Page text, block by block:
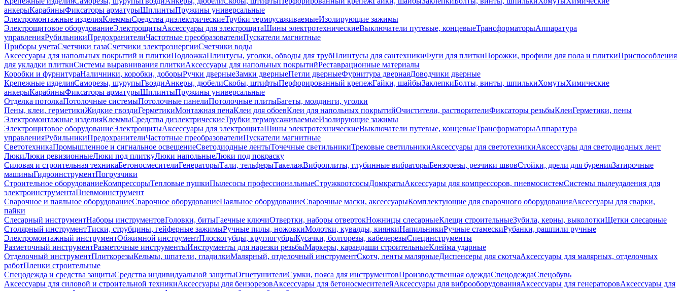
анкерыКарабиныФиксаторы арматурыШплинтыПружины универсальные
Электромонтажные изделияКлеммыСредства диэлектрическиеТрубки термоусаживаемыеИзолирующие зажимы
Электрощитовое оборудованиеЭлектрощитыАксессуары для электрощитаШины электротехническиеВыключатели путевые, концевыеТрансформаторыАппаратура
управленияРубильникиПредохранителиЧастотные преобразователиПускатели магнитные
Приборы учетаСчетчики газаСчетчики электроэнергииСчетчики воды
Аксессуары для напольных покрытий и плиткиПодложкаПлинтусы, уголки, обводы для трубПлинтусы для сантехникиФуги для плиткиПорожки, профили для пола и плиткиПриспособления
для укладки плиткиСистемы выравнивания плиткиАксессуары для напольных покрытийРеставрационные материалы
Коробки и фурнитураНаличники, коробки, доборыРучки дверныеЗамки дверныеПетли дверныеФурнитура двернаяДоводчики дверные
Крепежные изделияСаморезы, шурупыГвоздиАнкеры, дюбелиСкобы, штифтыПерфорированный крепежГайки, шайбыЗаклепкиБолты, винты, шпилькиХомутыХимические
анкерыКарабиныФиксаторы арматурыШплинтыПружины универсальные
Отделка потолкаПотолочные системыПотолочные панелиПотолочные плитыБагеты, молдинги, уголки
Пены, клеи, герметикиЖидкие гвоздиГерметикиМонтажная пенаКлеи для обоевКлеи для напольных покрытийОчистители, растворителиФиксаторы резьбыКлеиГерметики, пены
Электромонтажные изделияКлеммыСредства диэлектрическиеТрубки термоусаживаемыеИзолирующие зажимы
Электрощитовое оборудованиеЭлектрощитыАксессуары для электрощитаШины электротехническиеВыключатели путевые, концевыеТрансформаторыАппаратура
управленияРубильникиПредохранителиЧастотные преобразователиПускатели магнитные
СветотехникаПромышленное и сигнальное освещениеСветодиодные лентыТочечные светильникиТрековые светильникиАксессуары для светотехникиАксессуары для светодиодных лент
ЛюкиЛюки ревизионныеЛюки под плиткуЛюки напольныеЛюки под покраску
Силовая и строительная техникаБетоносмесителиГенераторыТали, тельферыТакелажВиброплиты, глубинные вибраторыБензорезы, резчики швовСтойки, дрели для буренияЗатирочные
машиныГидроинструментПогрузчики
Строительное оборудованиеКомпрессорыТепловые пушкиПылесосы профессиональныеСтружкоотсосыДомкратыАксессуары для компрессоров, пневмосистемСистемы пылеудаления для
электроинструментаПневмоинструмент
Сварочное и паяльное оборудованиеСварочное оборудованиеПаяльное оборудованиеСварочные маски, аксессуарыКомплектующие для сварочного оборудованияАксессуары для сварки,
пайки
Слесарный инструментНаборы инструментовГоловки, битыГаечные ключиОтвертки, наборы отвертокНожницы слесарныеКлещи строительныеЗубила, керны, выколоткиЩетки слесарные
Столярный инструментТиски, струбцины, гейферные зажимыРучные пилы, ножовкиМолотки, кувалды, киянкиНапильникиРучные стамескиРубанки, рашпили ручные
Электромонтажный инструментОбжимной инструментПлоскогубцы, круглогубцыКусачки, болторезы, кабелерезыСпецинструменты
Разметочный инструментРазметочные инструментыИнструменты для нарезки резьбыМаркеры, карандаши строительныеКлейма ударные
Отделочный инструментПлиткорезыКельмы, шпатели, гладилкиМалярный, отделочный инструментСкотч, ленты малярныеДиспенсеры для скотчаАксессуары для малярных, отделочных
работПленки строительные
Спецодежда и средства защитыСредства индивидуальной защитыОгнетушителиСумки, пояса для инструментовПроизводственная одеждаСпецодеждаСпецобувь
Аксессуары для силовой и строительной техникиАксессуары для бензорезовАксессуары для бетоносмесителейАксессуары для виброоборудованияАксессуары для генераторовАксессуары для